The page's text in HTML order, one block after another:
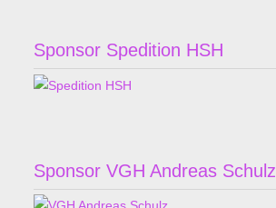
Sponsor Spedition HSH
Sponsor VGH Andreas Schulz